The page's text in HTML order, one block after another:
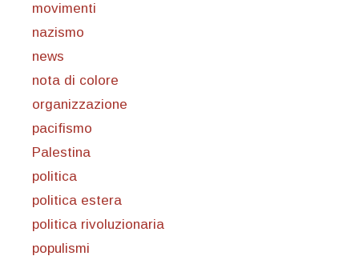
movimenti
nazismo
news
nota di colore
organizzazione
pacifismo
Palestina
politica
politica estera
politica rivoluzionaria
populismi